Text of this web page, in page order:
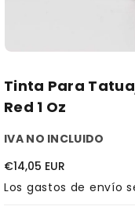
Tinta Para
Red 1 Oz
IVA NO INCLUIDO
€14,05 EUR
Los gastos de envío